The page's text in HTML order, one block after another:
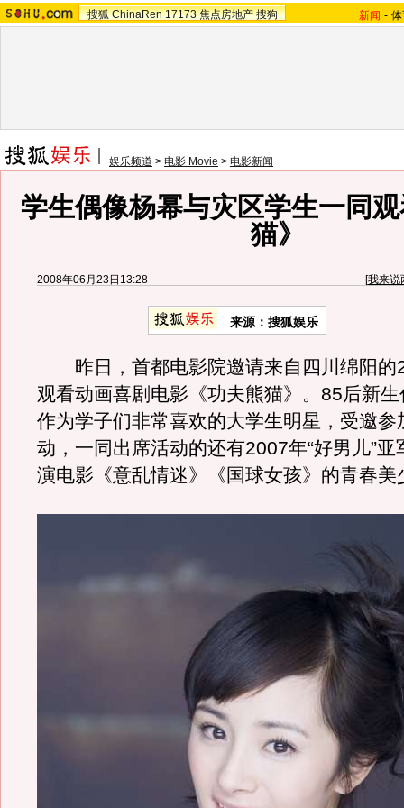
搜狐 ChinaRen 17173 焦点房地产 搜狗 新闻 -
娱乐频道 > 电影 Movie > 电影新闻
学生偶像杨幂与灾区学生一同
猫》
2008年06月23日13:28 [我来说
来源：搜狐娱乐
昨日，首都电影院邀请来自四川绵阳的
观看动画喜剧电影《功夫熊猫》。85后新
作为学子们非常喜欢的大学生明星，受邀参
动，一同出席活动的还有2007年“好男儿”亚
演电影《意乱情迷》《国球女孩》的青春美